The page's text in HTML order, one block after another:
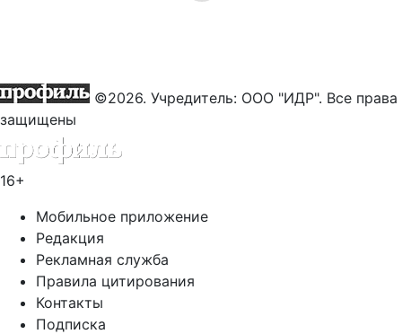
©2026. Учредитель: ООО "ИДР". Все права
защищены
16+
Мобильное приложение
Редакция
Рекламная служба
Правила цитирования
Контакты
Подписка